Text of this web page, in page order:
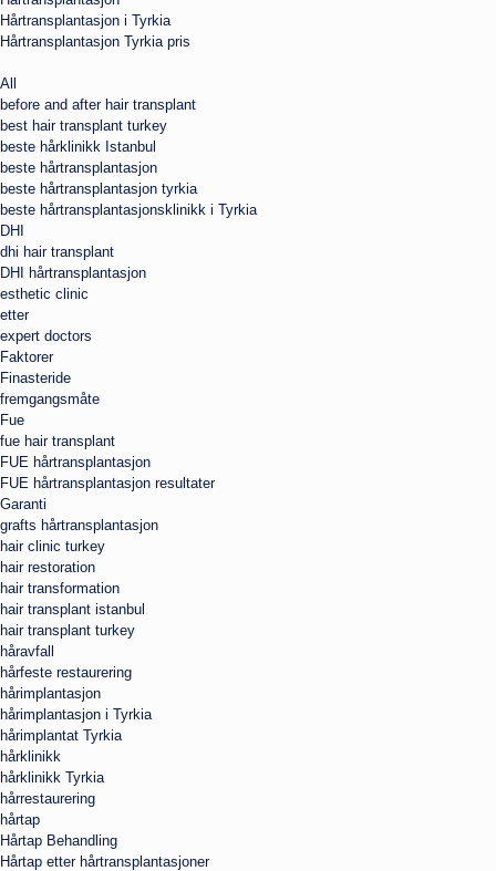
Hårtransplantasjon i Tyrkia
Hårtransplantasjon Tyrkia pris
All
before and after hair transplant
best hair transplant turkey
beste hårklinikk Istanbul
beste hårtransplantasjon
beste hårtransplantasjon tyrkia
beste hårtransplantasjonsklinikk i Tyrkia
DHI
dhi hair transplant
DHI hårtransplantasjon
esthetic clinic
etter
expert doctors
Faktorer
Finasteride
fremgangsmåte
Fue
fue hair transplant
FUE hårtransplantasjon
FUE hårtransplantasjon resultater
Garanti
grafts hårtransplantasjon
hair clinic turkey
hair restoration
hair transformation
hair transplant istanbul
hair transplant turkey
håravfall
hårfeste restaurering
hårimplantasjon
hårimplantasjon i Tyrkia
hårimplantat Tyrkia
hårklinikk
hårklinikk Tyrkia
hårrestaurering
hårtap
Hårtap Behandling
Hårtap etter hårtransplantasjoner